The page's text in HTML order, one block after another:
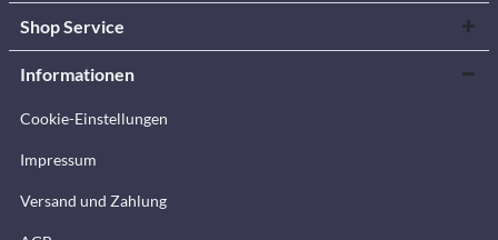
Shop Service
Informationen
Cookie-Einstellungen
Impressum
Versand und Zahlung